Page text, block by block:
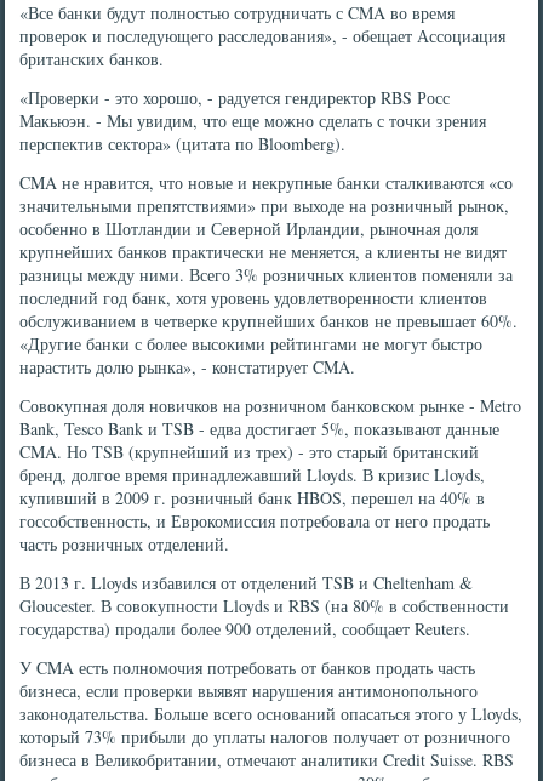
«Все банки будут полностью сотрудничать с CMA во время
проверок и последующего расследования», - обещает Ассоциация
британских банков.
«Проверки - это хорошо, - радуется гендиректор RBS Росс
Макьюэн. - Мы увидим, что еще можно сделать с точки зрения
перспектив сектора» (цитата по Bloomberg).
CMA не нравится, что новые и некрупные банки сталкиваются «со
значительными препятствиями» при выходе на розничный рынок,
особенно в Шотландии и Северной Ирландии, рыночная доля
крупнейших банков практически не меняется, а клиенты не видят
разницы между ними. Всего 3% розничных клиентов поменяли за
последний год банк, хотя уровень удовлетворенности клиентов
обслуживанием в четверке крупнейших банков не превышает 60%.
«Другие банки с более высокими рейтингами не могут быстро
нарастить долю рынка», - констатирует CMA.
Совокупная доля новичков на розничном банковском рынке - Metro
Bank, Tesco Bank и TSB - едва достигает 5%, показывают данные
CMA. Но TSB (крупнейший из трех) - это старый британский
бренд, долгое время принадлежавший Lloyds. В кризис Lloyds,
купивший в 2009 г. розничный банк HBOS, перешел на 40% в
госсобственность, и Еврокомиссия потребовала от него продать
часть розничных отделений.
В 2013 г. Lloyds избавился от отделений TSB и Cheltenham &
Gloucester. В совокупности Lloyds и RBS (на 80% в собственности
государства) продали более 900 отделений, сообщает Reuters.
У CMA есть полномочия потребовать от банков продать часть
бизнеса, если проверки выявят нарушения антимонопольного
законодательства. Больше всего оснований опасаться этого у Lloyds,
который 73% прибыли до уплаты налогов получает от розничного
бизнеса в Великобритании, отмечают аналитики Credit Suisse. RBS